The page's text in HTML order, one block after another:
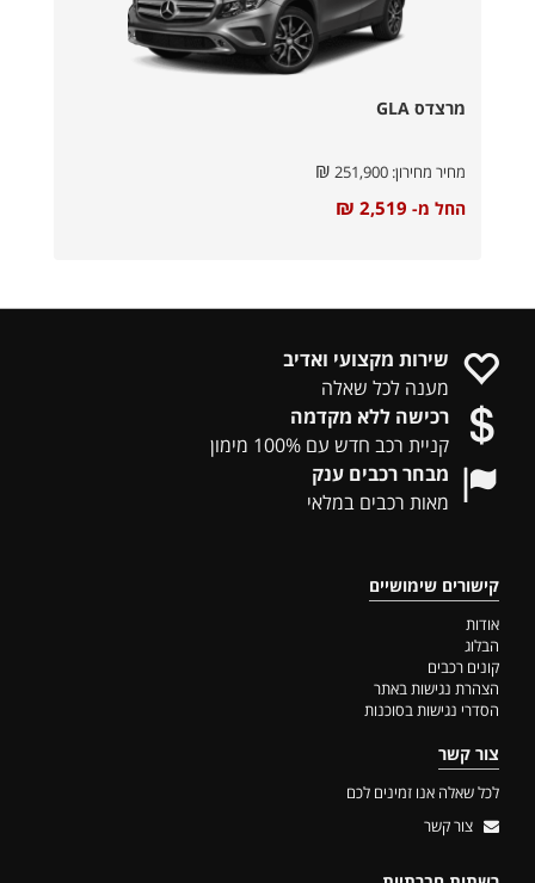
מרצדס GLA
מחיר מחירון: ₪
החל מ- ₪
שירות מקצועי ואדיב
מענה לכל שאלה
רכישה ללא מקדמה
קניית רכב חדש עם 100% מימון
מבחר רכבים ענק
מאות רכבים במלאי
קישורים שימושיים
אודות
הבלוג
קונים רכבים
הצהרת נגישות באתר
הסדרי נגישות בסוכנות
צור קשר
לכל שאלה אנו זמינים לכם
צור קשר